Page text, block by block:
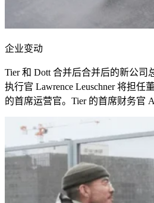
企业变动
Tier和 Dott 合并后合并后的新公司
执行官 Lawrence Leuschner将担任
的首席运营官。 Tier 的首席财务官